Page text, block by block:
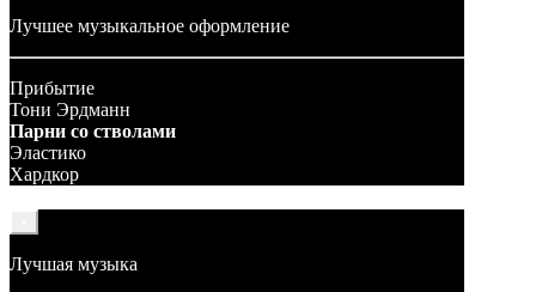
Лучшее музыкальное оформление
Прибытие
Тони Эрдманн
Парни со стволами
Эластико
Хардкор
Лучшая музыка